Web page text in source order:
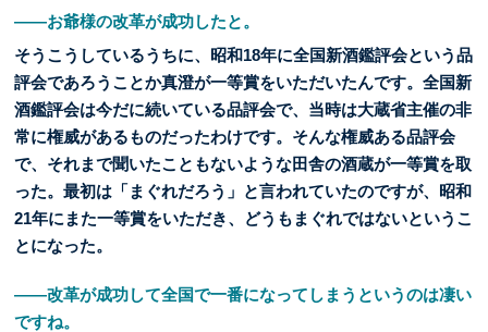
――お爺様の改革が成功したと。
そうこうしているうちに、昭和18年に全国新酒鑑評会という品
評会であろうことか真澄が一等賞をいただいたんです。全国新
酒鑑評会は今だに続いている品評会で、当時は大蔵省主催の非
常に権威があるものだったわけです。そんな権威ある品評会
で、それまで聞いたこともないような田舎の酒蔵が一等賞を取
った。最初は「まぐれだろう」と言われていたのですが、昭和
21年にまた一等賞をいただき、どうもまぐれではないというこ
とになった。
――改革が成功して全国で一番になってしまうというのは凄い
ですね。